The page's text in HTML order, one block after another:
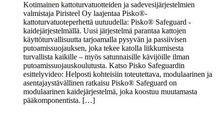
Kotimainen kattoturvatuotteiden ja sadevesijärjestelmien
valmistaja Piristeel Oy laajentaa Pisko®-
kattoturvatuoteperhettä uutuudella: Pisko® Safeguard -
kaidejärjestelmällä. Uusi järjestelmä parantaa kattojen
käyttöturvallisuutta tarjoamalla pysyvän ja passiivisen
putoamissuojauksen, joka tekee katolla liikkumisesta
turvallista kaikille – myös satunnaisille kävijöille ilman
putoamissuojauskoulutusta. Katso Pisko Safeguardin
esittelyvideo: Helposti kohteisiin toteutettava, modulaarinen ja
asentajaystävällinen ratkaisu Pisko® Safeguard on
modulaarinen kaidejärjestelmä, joka koostuu muutamasta
pääkomponentista. […]